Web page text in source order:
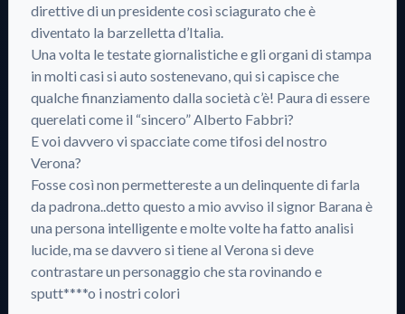
direttive di un presidente così sciagurato che è
diventato la barzelletta d’Italia.
Una volta le testate giornalistiche e gli organi di stampa
in molti casi si auto sostenevano, qui si capisce che
qualche finanziamento dalla società c’è! Paura di essere
querelati come il “sincero” Alberto Fabbri?
E voi davvero vi spacciate come tifosi del nostro
Verona?
Fosse così non permettereste a un delinquente di farla
da padrona..detto questo a mio avviso il signor Barana è
una persona intelligente e molte volte ha fatto analisi
lucide, ma se davvero si tiene al Verona si deve
contrastare un personaggio che sta rovinando e
sputt****o i nostri colori